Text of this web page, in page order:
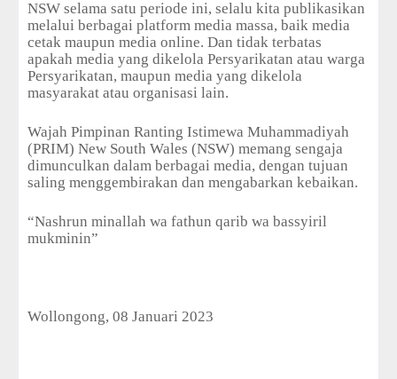
NSW selama satu periode ini, selalu kita publikasikan
melalui berbagai platform media massa, baik media
cetak maupun media online. Dan tidak terbatas
apakah media yang dikelola Persyarikatan atau warga
Persyarikatan, maupun media yang dikelola
masyarakat atau organisasi lain.
Wajah Pimpinan Ranting Istimewa Muhammadiyah
(PRIM) New South Wales (NSW) memang sengaja
dimunculkan dalam berbagai media, dengan tujuan
saling menggembirakan dan mengabarkan kebaikan.
“Nashrun minallah wa fathun qarib wa bassyiril
mukminin”
Wollongong, 08 Januari 2023